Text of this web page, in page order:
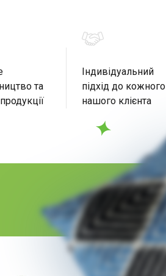
та
Індивідуальний
підхід до кожного
нашого клієнта